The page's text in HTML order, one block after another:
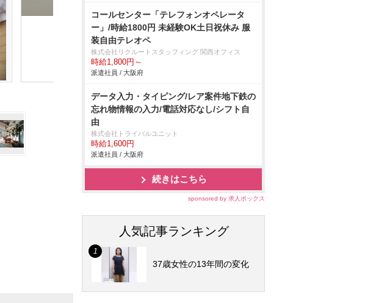
コールセンター「テレフォンオペレータ
ー」/時給1800円 未経験OK土日祝休み 服
装自由テレオペ
株式会社リクルートスタッフィング 関西オフィス
時給1,800円～
派遣社員 / 大阪府
データ入力・タイピング/レア案件地下鉄の
忘れ物情報の入力/電話対応なし/シフト自
由
株式会社トライバルユニット
時給1,600円
派遣社員 / 大阪府
続きはこちら
sponsored by 求人ボックス
人気記事ランキング
37歳女性の13年間の変化